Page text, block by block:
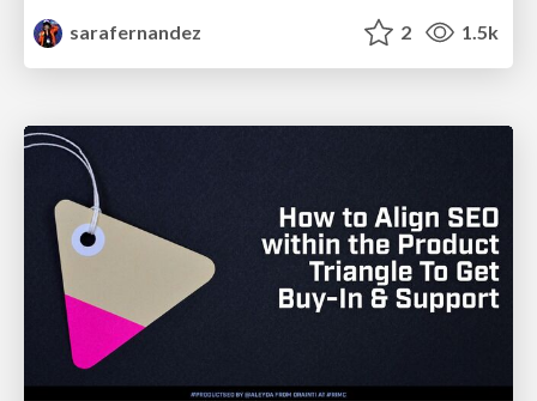
sarafernandez
2 1.5k